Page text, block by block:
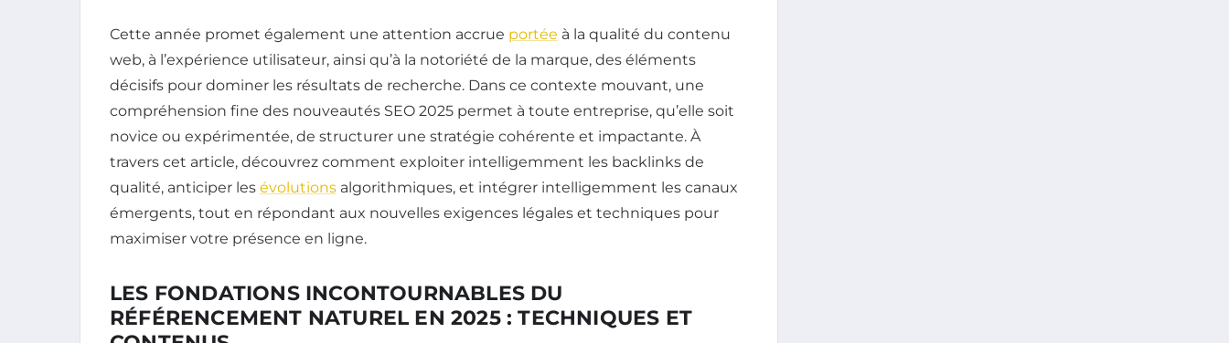
Cette année promet également une attention accrue portée à la qualité du contenu
web, à l’expérience utilisateur, ainsi qu’à la notoriété de la marque, des éléments
décisifs pour dominer les résultats de recherche. Dans ce contexte mouvant, une
compréhension fine des nouveautés SEO 2025 permet à toute entreprise, qu’elle soit
novice ou expérimentée, de structurer une stratégie cohérente et impactante. À
travers cet article, découvrez comment exploiter intelligemment les backlinks de
qualité, anticiper les évolutions algorithmiques, et intégrer intelligemment les canaux
émergents, tout en répondant aux nouvelles exigences légales et techniques pour
maximiser votre présence en ligne.
LES FONDATIONS INCONTOURNABLES DU
RÉFÉRENCEMENT NATUREL EN 2025 : TECHNIQUES ET